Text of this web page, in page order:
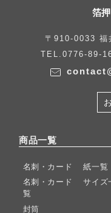
箔
〒910-0033 福
TEL.0776-89-
商品一覧
名刺・カード 紙一覧
名刺・カード サイズ
覧
封筒